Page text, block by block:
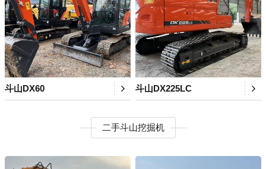
斗山DX60 斗山DX225LC
二手斗山挖掘机